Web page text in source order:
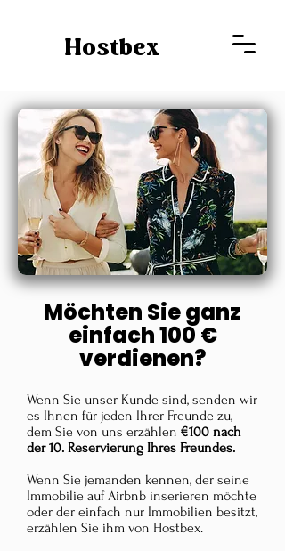
Hostbex
Möchten Sie ganz
einfach 100 €
verdienen?
Wenn Sie unser Kunde sind, senden wir
es Ihnen für jeden Ihrer Freunde zu,
dem Sie von uns erzählen €100 nach
der 10. Reservierung Ihres Freundes.
Wenn Sie jemanden kennen, der seine
Immobilie auf Airbnb inserieren möchte
oder der einfach nur Immobilien besitzt,
erzählen Sie ihm von Hostbex.